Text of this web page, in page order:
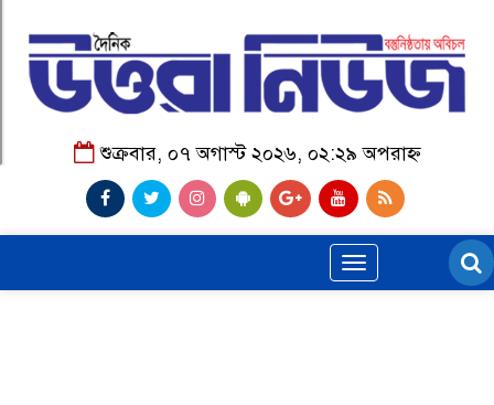
শুক্রবার, ০৭ অগাস্ট ২০২৬, ০২:২৯ অপরাহ্ন
Toggle
navigation